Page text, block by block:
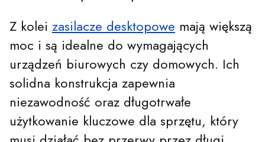
Z kolei zasilacze desktopowe mają większą
moc i są idealne do wymagających
urządzeń biurowych czy domowych. Ich
solidna konstrukcja zapewnia
niezawodność oraz długotrwałe
użytkowanie kluczowe dla sprzętu, który